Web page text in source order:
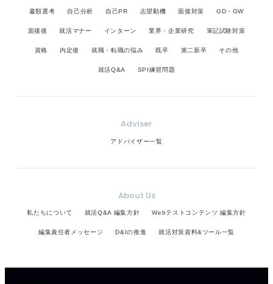
書類選考 自己分析 自己PR 志望動機 面接対策 GD・GW
面接後 就活マナー インターン 業界・企業研究 筆記試験対策
資格 内定後 就職・転職の悩み 既卒 第二新卒 その他
就活Q&A SPI練習問題
Adviser
アドバイザー一覧
About Us
私たちについて 就活Q&A 編集方針 Webテストコンテンツ 編集方針
編集責任者メッセージ D&Iの推進 就活対策資料&ツール一覧